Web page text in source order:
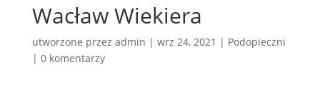
Wacław Wiekiera
utworzone przez admin | wrz 24, 2021 | Podopieczni
| 0 komentarzy